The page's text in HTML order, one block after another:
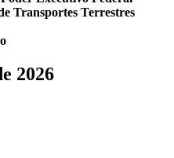
Transportes Terrestres
2026